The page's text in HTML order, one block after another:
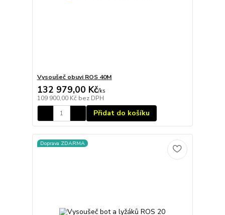
Vysoušeč obuvi ROS 40M
132 979,00 Kč/ks
109 900,00 Kč bez DPH
Přidat do košíku
Doprava ZDARMA